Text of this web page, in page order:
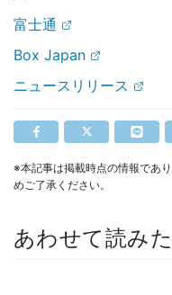
富士通
Box Japan
ニュースリリース
※本記事は掲載時点の情報であ
めご了承ください。
あわせて読み